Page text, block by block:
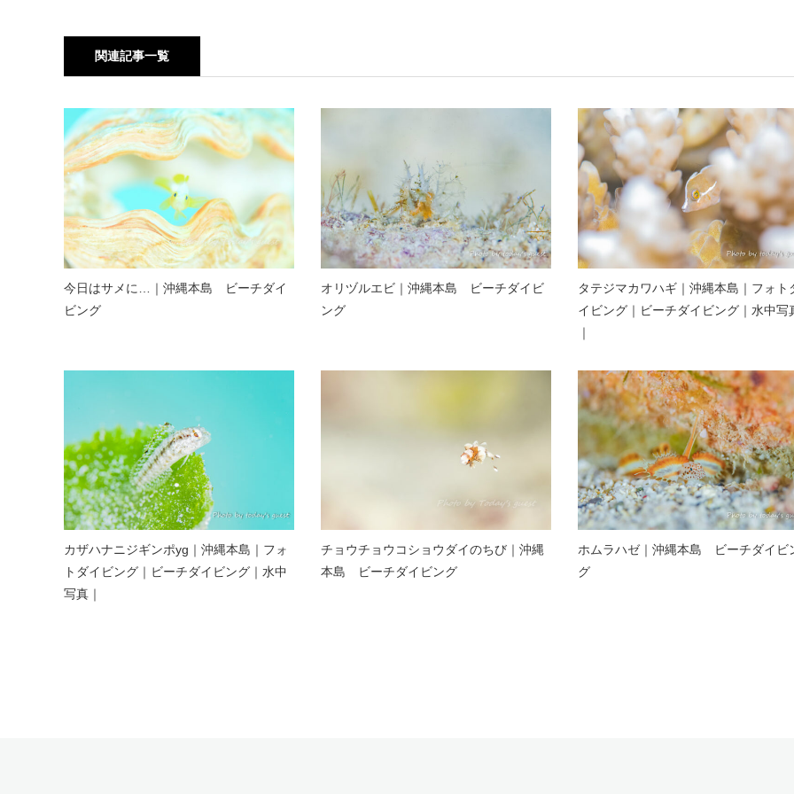
関連記事一覧
今日はサメに…｜沖縄本島 ビーチダイ
ビング
オリヅルエビ｜沖縄本島 ビーチダイビ
ング
タテジマカワハギ｜沖縄本島｜フォト
イビング｜ビーチダイビング｜水中写
｜
カザハナニジギンポyg｜沖縄本島｜フォ
トダイビング｜ビーチダイビング｜水中
写真｜
チョウチョウコショウダイのちび｜沖縄
本島 ビーチダイビング
ホムラハゼ｜沖縄本島 ビーチダイビ
グ